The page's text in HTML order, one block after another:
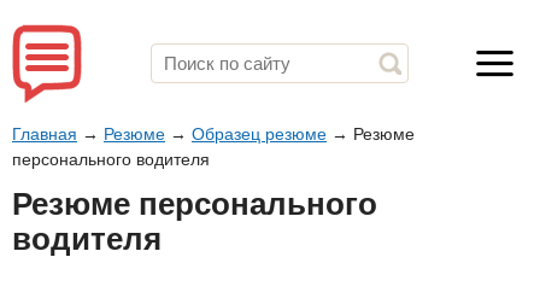
Главная → Резюме → Образец резюме → Резюме
персонального водителя
Резюме персонального
водителя